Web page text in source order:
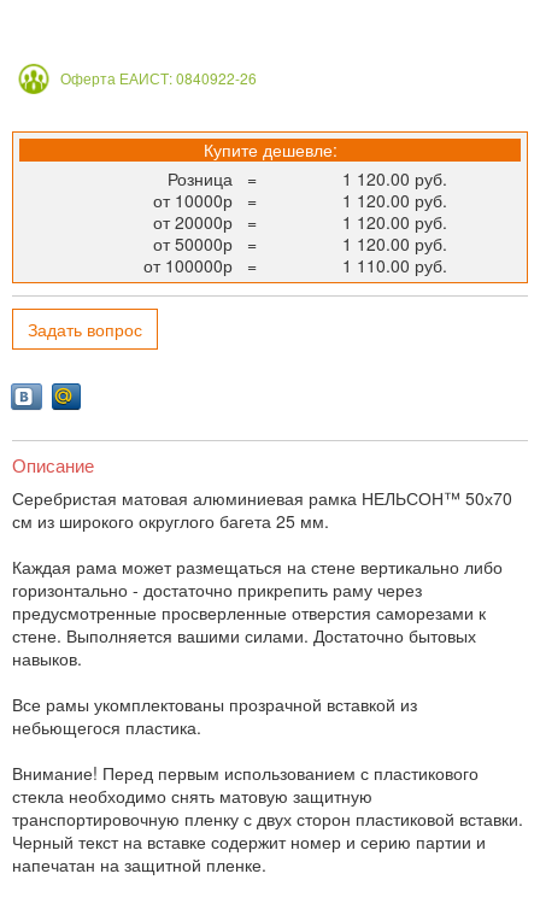
Оферта ЕАИСТ: 0840922-26
Купите дешевле:
Розница
=
1 120.00 руб.
от 10000р
=
1 120.00 руб.
от 20000р
=
1 120.00 руб.
от 50000р
=
1 120.00 руб.
от 100000р
= 1 110.00 руб.
Задать вопрос
Описание
Серебристая матовая алюминиевая рамка НЕЛЬСОН™ 50х70
см из широкого округлого багета 25 мм.
Каждая рама может размещаться на стене вертикально либо
горизонтально - достаточно прикрепить раму через
предусмотренные просверленные отверстия саморезами к
стене. Выполняется вашими силами. Достаточно бытовых
навыков.
Все рамы укомплектованы прозрачной вставкой из
небьющегося пластика.
Внимание! Перед первым использованием с пластикового
стекла необходимо снять матовую защитную
транспортировочную пленку с двух сторон пластиковой вставки.
Черный текст на вставке содержит номер и серию партии и
напечатан на защитной пленке.